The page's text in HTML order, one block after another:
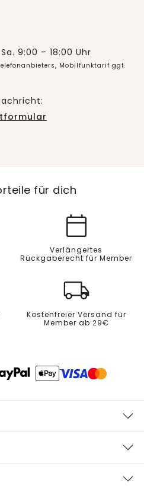
9:00 – 18:00 Uhr
Mobilfunktarif ggf.
für dich
Verlängertes
Rückgaberecht für Member
Kostenfreier Versand für
Member ab 29€